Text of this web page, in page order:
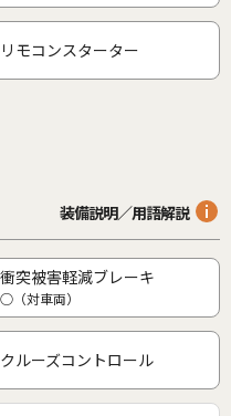
リモコンスターター
装備説明／用語解説
衝突被害軽減ブレーキ
○（対車両）
クルーズコントロール